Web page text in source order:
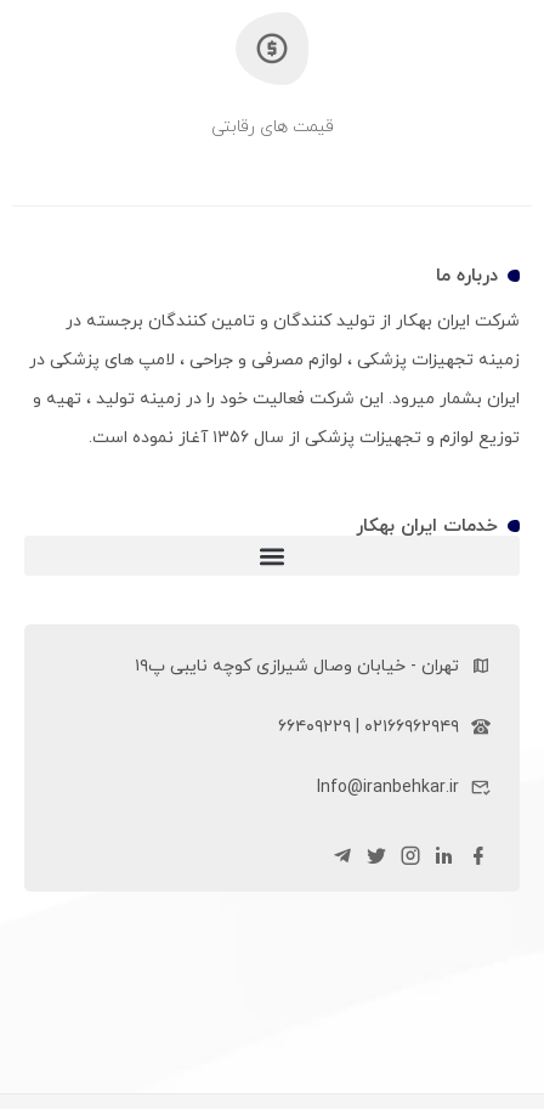
قیمت های رقابتی
درباره ما
شرکت ایران بهکار از تولید کنندگان و تامین کنندگان برجسته در
زمینه تجهیزات پزشکی ، لوازم مصرفی و جراحی ، لامپ های پزشکی در
ایران بشمار میرود. این شرکت فعالیت خود را در زمینه تولید ، تهیه و
توزیع لوازم و تجهیزات پزشکی از سال ۱۳۵۶ آغاز نموده است.
خدمات ایران بهکار
تهران - خیابان وصال شیرازی کوچه نایبی پ۱۹
۰۲۱۶۶۹۶۲۹۴۹ | ۶۶۴۰۹۲۲۹
Info@iranbehkar.ir